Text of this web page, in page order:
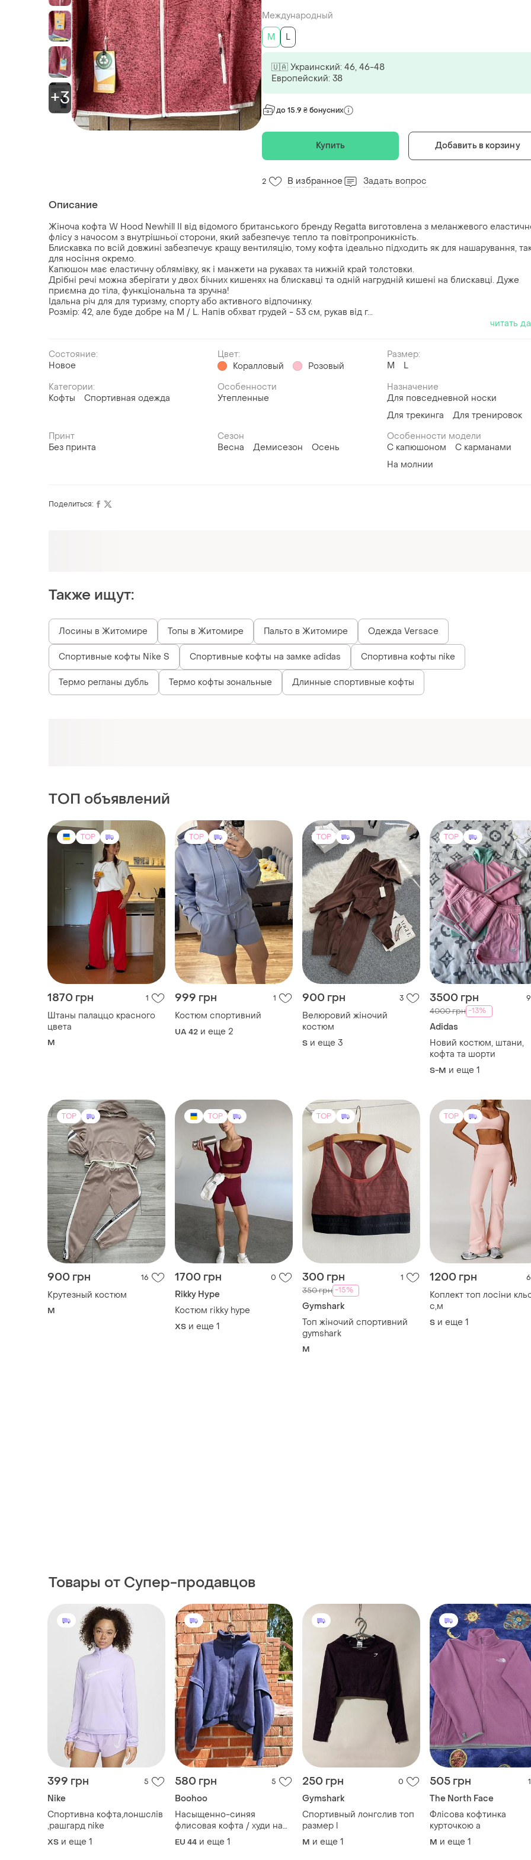
+3
Международный
M
L
🇺🇦 Украинский: 46, 46-48
Европейский: 38
до 15.9 ₴ бонусних
Купить Добавить в корзину
2 В избранное Задать вопрос
Описание
Жіноча кофта W Hood Newhill II від відомого британського бренду Regatta виготовлена з меланжевого
флісу з начосом з внутрішньої сторони, який забезпечує тепло та повітропроникність.
Блискавка по всій довжині забезпечує кращу вентиляцію, тому кофта ідеально підходить як для нашарування,
для носіння окремо.
Капюшон має еластичну облямівку, як і манжети на рукавах та нижній край толстовки.
Дрібні речі можна зберігати у двох бічних кишенях на блискавці та одній нагрудній кишені на блискавці. Дуже
приємна до тіла, функціональна та зручна!
Ідальна річ для для туризму, спорту або активного відпочинку.
Розмір: 42, але буде добре на M / L. Напів обхват грудей - 53 см, рукав від г...
читать
Состояние:
Новое
Цвет:
Коралловый
Розовый
Размер:
M
L
Категории:
Кофты
Спортивная одежда
Особенности
Утепленные
Назначение
Для повседневной носки
Для трекинга
Для тренировок
Принт
Без принта
Сезон
Весна
Демисезон Осень
Особенности модели
С капюшоном
С карманами
На молнии
Поделиться:
Также ищут:
Лосины в Житомире Топы в Житомире Пальто в Житомире Одежда Versace
Спортивные кофты Nike S Спортивные кофты на замке adidas Спортивна кофты nike
Термо регланы дубль Термо кофты зональные Длинные спортивные кофты
ТОП объявлений
TOP
1870 грн 1
Штаны палаццо красного
цвета
M
TOP
999 грн 1
Костюм спортивний
UA 42 и еще 2
TOP
900 грн 3
Велюровий жіночий
костюм
S и еще 3
TOP
3500 грн 9
4000 грн -13%
Adidas
Новий костюм, штани,
кофта та шорти
S-M и еще 1
TOP
900 грн 16
Крутезный костюм
M
TOP
1700 грн 0
Rikky Hype
Костюм rikky hype
ХS и еще 1
TOP
300 грн 1
350 грн -15%
Gymshark
Топ жіночий спортивний
gymshark
M
TOP
1200 грн 6
Коплект топ лосіни
с,м
S и еще 1
Товары от Супер-продавцов
399 грн 5
Nike
Спортивна кофта,лоншслів
,рашгард nike
ХS и еще 1
580 грн 5
Boohoo
Насыщенно-синяя
флисовая кофта / худи на
молнии boohoo (оверсайз)
| стан идеален
EU 44 и еще 1
250 грн 0
Gymshark
Спортивный лонгслив топ
размер l
M и еще 1
505 грн 1
The North Face
Флісова кофтинка
курточкою а
M и еще 1